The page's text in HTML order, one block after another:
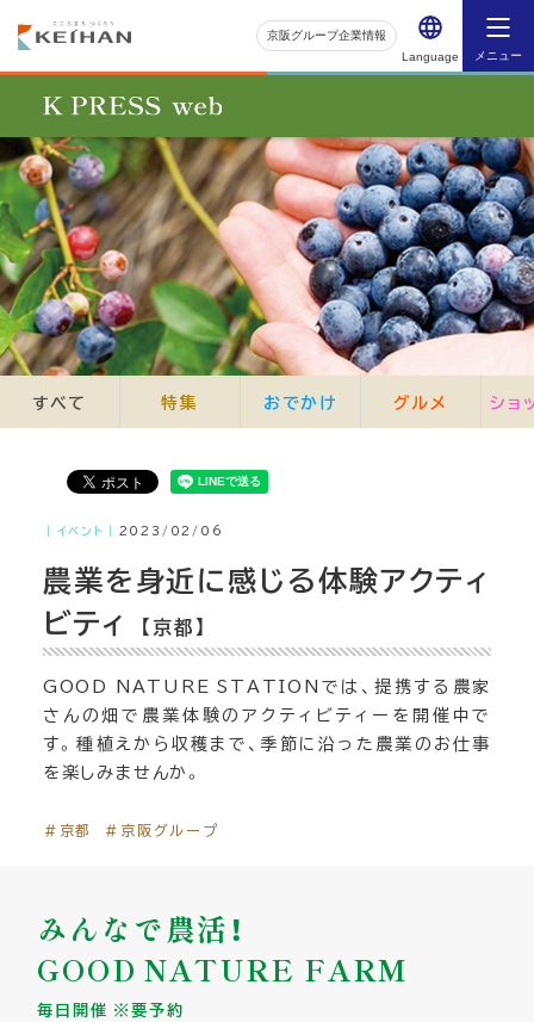
Language メニュー
京阪グループ企業情報
すべて 特集 おでかけ グルメ ショ
｜イベント｜ 2023/02/06
農業を身近に感じる体験アクティ
ビティ
【京都】
GOOD NATURE STATIONでは、提携する農家
さんの畑で農業体験のアクティビティーを開催中で
す。種植えから収穫まで、季節に沿った農業のお仕事
を楽しみませんか。
＃京都 ＃京阪グループ
みんなで農活！
GOOD NATURE FARM
毎日開催 ※要予約